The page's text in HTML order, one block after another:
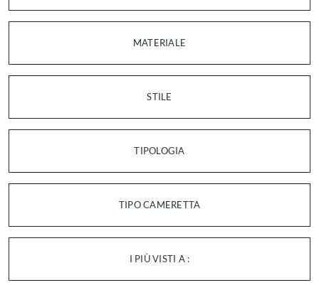
MATERIALE
STILE
TIPOLOGIA
TIPO CAMERETTA
I PIÙ VISTI A :